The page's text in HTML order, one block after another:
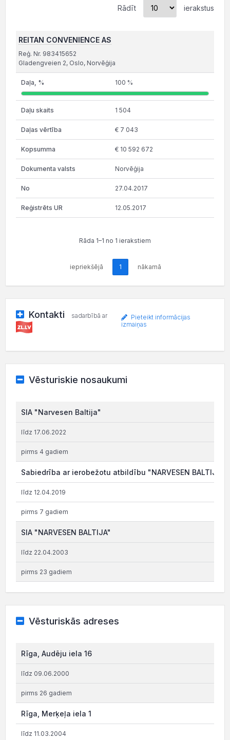
Rādīt ierakstus
REITAN CONVENIENCE AS
Reģ. Nr. 983415652
Gladengveien 2, Oslo, Norvēģija
100 %
1 504
€ 7 043
€ 10 592 672
Norvēģija
27.04.2017
12.05.2017
Rāda 1–1 no 1 ierakstiem
iepriekšējā 1 nākamā
Kontakti sadarbībā ar
Pieteikt informācijas
izmaiņas
Vēsturiskie nosaukumi
SIA "Narvesen Baltija"
līdz 17.06.2022
pirms 4 gadiem
Sabiedrība ar ierobežotu atbildību "NARVESEN BALTIJA"
līdz 12.04.2019
pirms 7 gadiem
SIA "NARVESEN BALTIJA"
līdz 22.04.2003
pirms 23 gadiem
Vēsturiskās adreses
Rīga, Audēju iela 16
līdz 09.06.2000
pirms 26 gadiem
Rīga, Merķeļa iela 1
līdz 11.03.2004